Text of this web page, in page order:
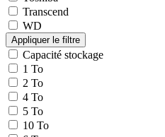
Transcend
WD
Capacité stockage
1 To
2 To
4 To
5 To
10 To